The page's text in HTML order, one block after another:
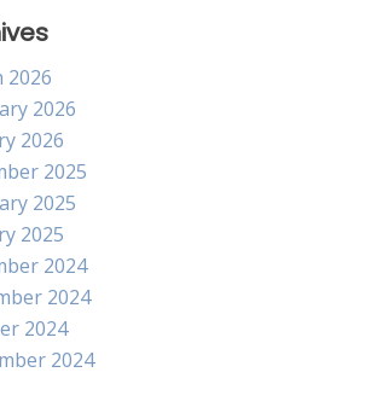
2026
2026
2026
2025
2025
2025
2024
2024
2024
2024